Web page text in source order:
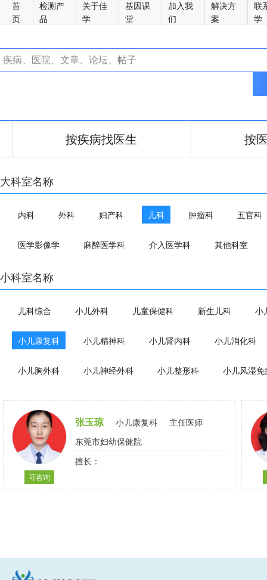
首
页
检测产
品
关于佳
学
基因课
堂
加入我
们
解决方
案
联
学
按疾病找医生 按
大科室名称
内科 外科 妇产科 儿科 肿瘤科 五官科
医学影像学 麻醉医学科 介入医学科 其他科室
小科室名称
儿科综合 小儿外科 儿童保健科 新生儿科 小
小儿康复科 小儿精神科 小儿肾内科 小儿消化科
小儿胸外科 小儿神经外科 小儿整形科 小儿风湿
可咨询
张玉琼 小儿康复科
主任医师
东莞市妇幼保健院
擅长：